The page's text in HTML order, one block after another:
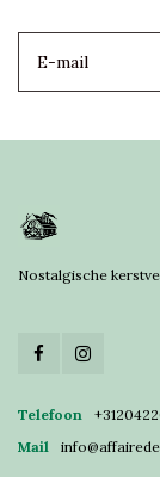
Nostalgische
Telefoon
Mail